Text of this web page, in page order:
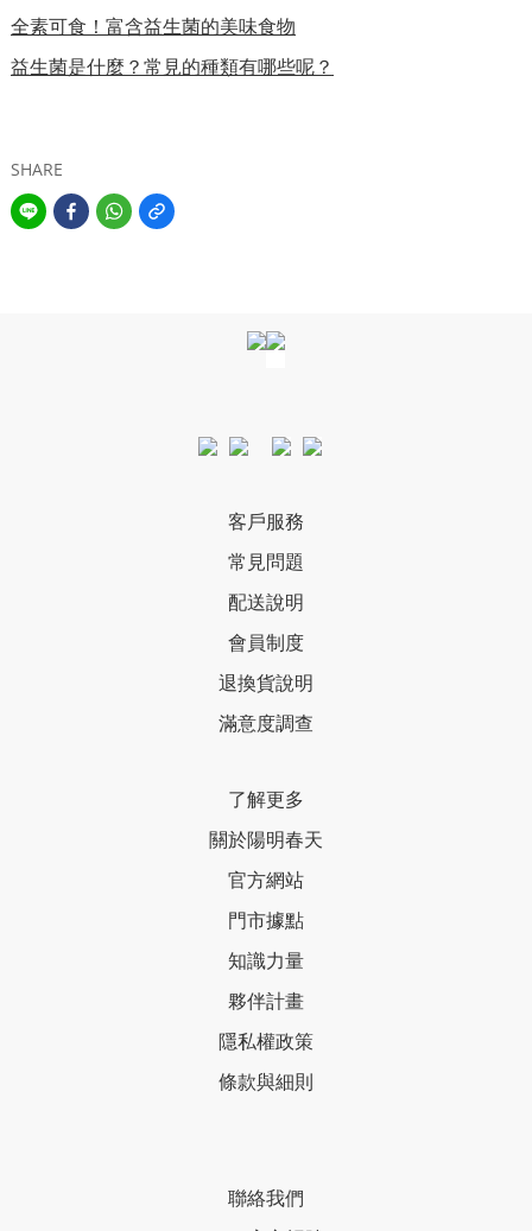
全素可食！富含益生菌的美味食物
益生菌是什麼？常見的種類有哪些呢？
SHARE
客戶服務
常見問題
配送說明
會員制度
退換貨說明
滿意度調查
了解更多
關於陽明春天
官方網站
門市據點
知識力量
夥伴計畫
隱私權政策
條款與細則
聯絡我們